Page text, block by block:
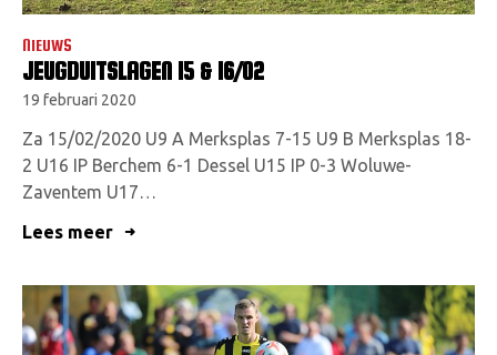
NIEUWS
JEUGDUITSLAGEN 15 & 16/02
19 februari 2020
Za 15/02/2020 U9 A Merksplas 7-15 U9 B Merksplas 18-
2 U16 IP Berchem 6-1 Dessel U15 IP 0-3 Woluwe-
Zaventem U17…
Lees meer